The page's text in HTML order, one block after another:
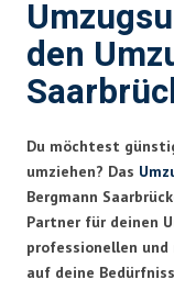
den
Du möchtest
umziehen? Das
Bergmann
Partner für deinen
professionellen und
auf deine